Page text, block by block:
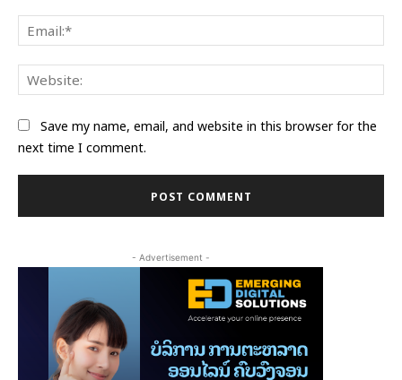
Save my name, email, and website in this browser for the
next time I comment.
- Advertisement -